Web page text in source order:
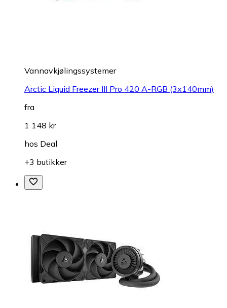
Vannavkjølingssystemer
Arctic Liquid Freezer III Pro 420 A-RGB (3x140mm)
fra
1 148 kr
hos Deal
+3 butikker